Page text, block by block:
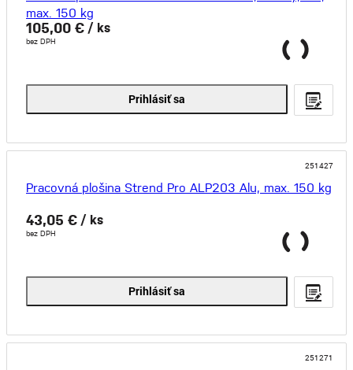
max. 150 kg
105,00 € / ks
bez DPH
Prihlásiť sa
251427
Pracovná plošina Strend Pro ALP203 Alu, max. 150 kg
43,05 € / ks
bez DPH
Prihlásiť sa
251271